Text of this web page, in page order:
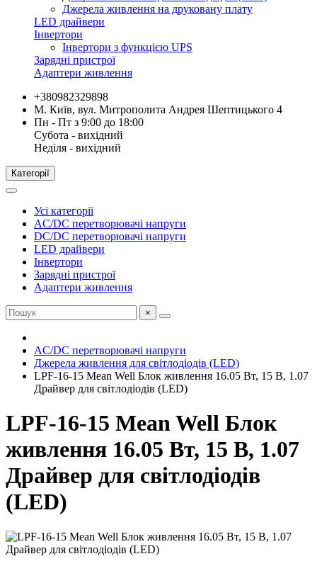
Джерела живлення на друковану плату
LED драйвери
Інвертори
Інвертори з функцією UPS
Зарядні пристрої
Адаптери живлення
+380982329898
М. Київ, вул. Митрополита Андрея Шептицького 4
Пн - Пт з 9:00 до 18:00
Субота - вихідний
Неділя - вихідний
Категорії
Усі категорії
AC/DC перетворювачі напруги
DC/DC перетворювачі напруги
LED драйвери
Інвертори
Зарядні пристрої
Адаптери живлення
×
AC/DC перетворювачі напруги
Джерела живлення для світлодіодів (LED)
LPF-16-15 Mean Well Блок живлення 16.05 Вт, 15 В, 1.07
Драйвер для світлодіодів (LED)
LPF-16-15 Mean Well Блок
живлення 16.05 Вт, 15 В, 1.07
Драйвер для світлодіодів
(LED)